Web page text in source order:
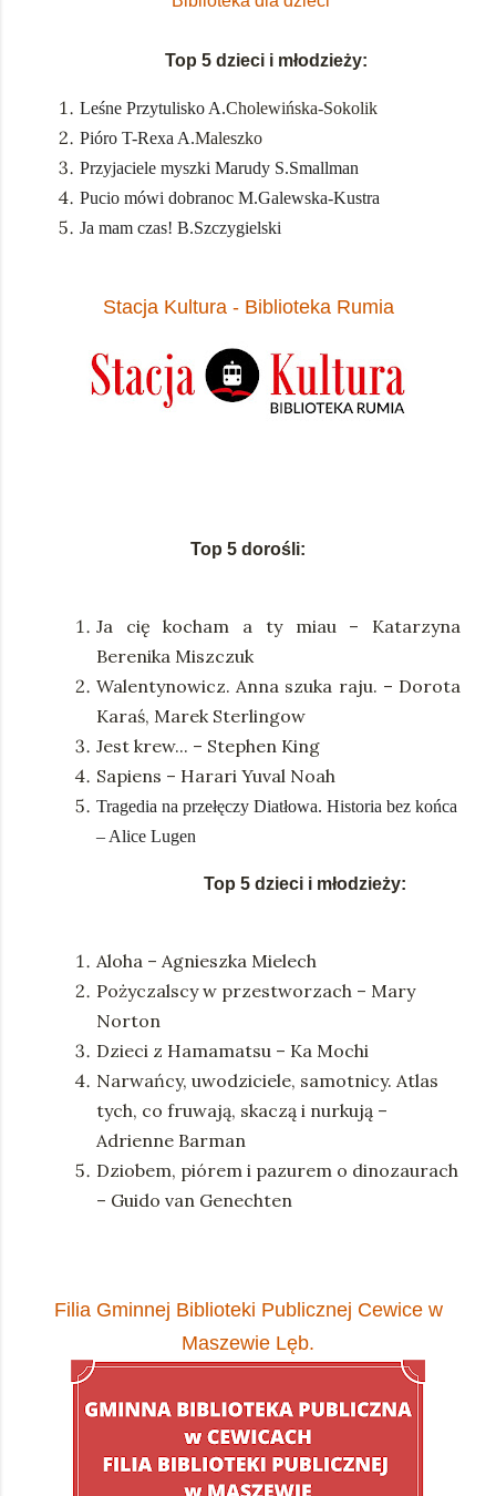
Top 5 dzieci i młodzieży:
Leśne Przytulisko A.Cholewińska-Sokolik
Pióro T-Rexa A.Maleszko
Przyjaciele myszki Marudy S.Smallman
Pucio mówi dobranoc M.Galewska-Kustra
Ja mam czas! B.Szczygielski
Stacja Kultura - Biblioteka Rumia
Top 5 dorośli:
Ja cię kocham a ty miau – Katarzyna
Berenika Miszczuk
Walentynowicz. Anna szuka raju. – Dorota
Karaś, Marek Sterlingow
Jest krew... – Stephen King
Sapiens – Harari Yuval Noah
Tragedia na przełęczy Diatłowa. Historia bez końca
– Alice Lugen
Top 5 dzieci i młodzieży:
Aloha – Agnieszka Mielech
Pożyczalscy w przestworzach – Mary
Norton
Dzieci z Hamamatsu – Ka Mochi
Narwańcy, uwodziciele, samotnicy. Atlas
tych, co fruwają, skaczą i nurkują –
Adrienne Barman
Dziobem, piórem i pazurem o dinozaurach
– Guido van Genechten
Filia Gminnej Biblioteki Publicznej Cewice w
Maszewie Lęb.